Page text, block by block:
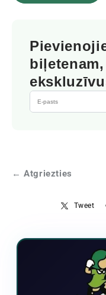
← Atgriezties
Tweet